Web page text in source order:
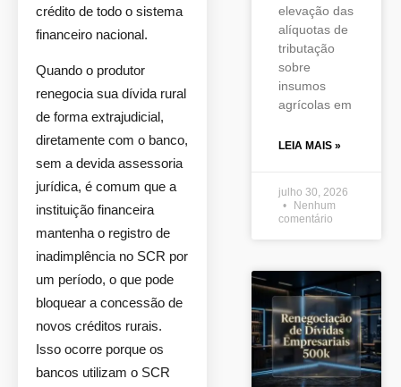
crédito de todo o sistema
financeiro nacional.
Quando o produtor
renegocia sua dívida rural
de forma extrajudicial,
diretamente com o banco,
sem a devida assessoria
jurídica, é comum que a
instituição financeira
mantenha o registro de
inadimplência no SCR por
um período, o que pode
bloquear a concessão de
novos créditos rurais.
Isso ocorre porque os
bancos utilizam o SCR
elevação das
alíquotas de
tributação
sobre
insumos
agrícolas em
LEIA MAIS »
julho 30, 2026
Nenhum
comentário